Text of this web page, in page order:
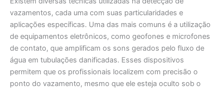
vazamentos, cada uma com suas particularidades e
aplicações específicas. Uma das mais comuns é a utilização
de equipamentos eletrônicos, como geofones e microfones
de contato, que amplificam os sons gerados pelo fluxo de
água em tubulações danificadas. Esses dispositivos
permitem que os profissionais localizem com precisão o
ponto do vazamento, mesmo que ele esteja oculto sob o